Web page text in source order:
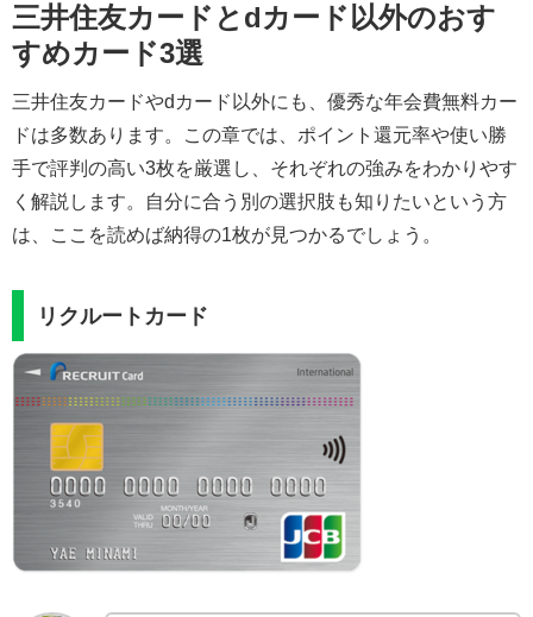
三井住友カードとdカード以外のおす
すめカード3選
三井住友カードやdカード以外にも、優秀な年会費無料カー
ドは多数あります。この章では、ポイント還元率や使い勝
手で評判の高い3枚を厳選し、それぞれの強みをわかりやす
く解説します。自分に合う別の選択肢も知りたいという方
は、ここを読めば納得の1枚が見つかるでしょう。
リクルートカード